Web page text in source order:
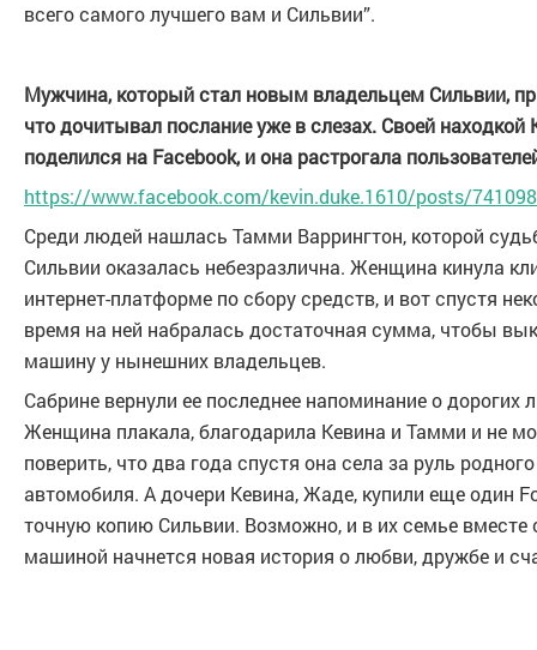
всего самого лучшего вам и Сильвии”.
Мужчина, который стал новым владельцем Сильвии,
что дочитывал послание уже в слезах. Своей находкой
поделился на Facebook, и она растрогала
https://www.facebook.com/kevin.duke.1610/posts/
Среди людей нашлась Тамми Варрингтон, которой
Сильвии оказалась небезразлична. Женщина кинула
интернет-платформе по сбору средств, и вот спустя
время на ней набралась достаточная сумма, чтобы
машину у нынешних владельцев.
Сабрине вернули ее последнее напоминание о дорогих
Женщина плакала, благодарила Кевина и Тамми и не
поверить, что два года спустя она села за руль родного
автомобиля. А дочери Кевина, Жаде, купили еще один
точную копию Сильвии. Возможно, и в их семье вместе
машиной начнется новая история о любви, дружбе и